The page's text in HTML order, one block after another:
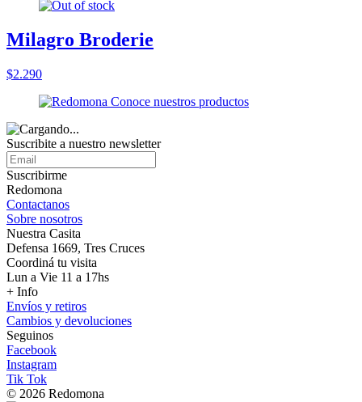
Milagro Broderie
$2.290
Suscribite a nuestro newsletter
Suscribirme
Redomona
Contactanos
Sobre nosotros
Nuestra Casita
Defensa 1669, Tres Cruces
Coordiná tu visita
Lun a Vie 11 a 17hs
+ Info
Envíos y retiros
Cambios y devoluciones
Seguinos
Facebook
Instagram
Tik Tok
© 2026 Redomona